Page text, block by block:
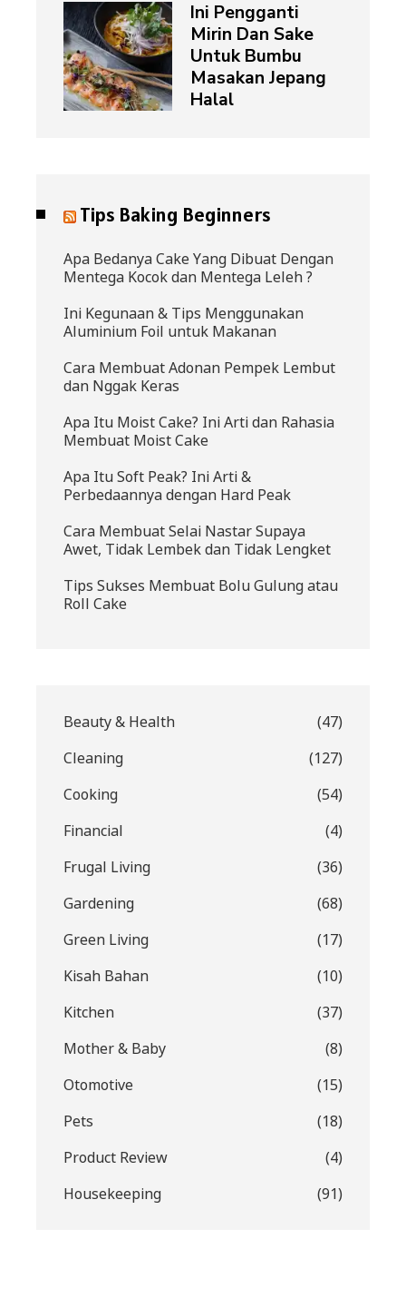
Ini Pengganti
Mirin Dan Sake
Untuk Bumbu
Masakan Jepang
Halal
Tips Baking Beginners
Apa Bedanya Cake Yang Dibuat Dengan
Mentega Kocok dan Mentega Leleh ?
Ini Kegunaan & Tips Menggunakan
Aluminium Foil untuk Makanan
Cara Membuat Adonan Pempek Lembut
dan Nggak Keras
Apa Itu Moist Cake? Ini Arti dan Rahasia
Membuat Moist Cake
Apa Itu Soft Peak? Ini Arti &
Perbedaannya dengan Hard Peak
Cara Membuat Selai Nastar Supaya
Awet, Tidak Lembek dan Tidak Lengket
Tips Sukses Membuat Bolu Gulung atau
Roll Cake
Beauty & Health
(47)
Cleaning
(127)
Cooking
(54)
Financial
(4)
Frugal Living
(36)
Gardening
(68)
Green Living
(17)
Kisah Bahan
(10)
Kitchen
(37)
Mother & Baby
(8)
Otomotive
(15)
Pets
(18)
Product Review
(4)
Housekeeping
(91)